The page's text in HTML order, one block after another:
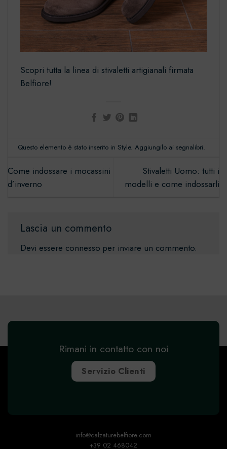
Scopri tutta la linea distivaletti artigianali firmata
Belfiore!
Questo elemento è stato inserito in Style. Aggiungilo ai segnalibri.
Come indossare i mocassini
d’inverno
Stivaletti Uomo: tutti i
modelli e come indossarli
Lascia un commento
Devi essere connesso per inviare un commento.
Rimani in contatto con noi
Servizio Clienti
info@calzaturebelfiore.com
+39 02 468042